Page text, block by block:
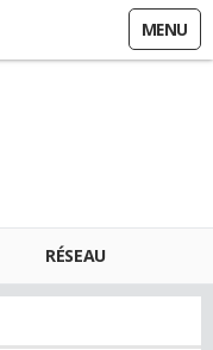
MENU
RÉSEAU